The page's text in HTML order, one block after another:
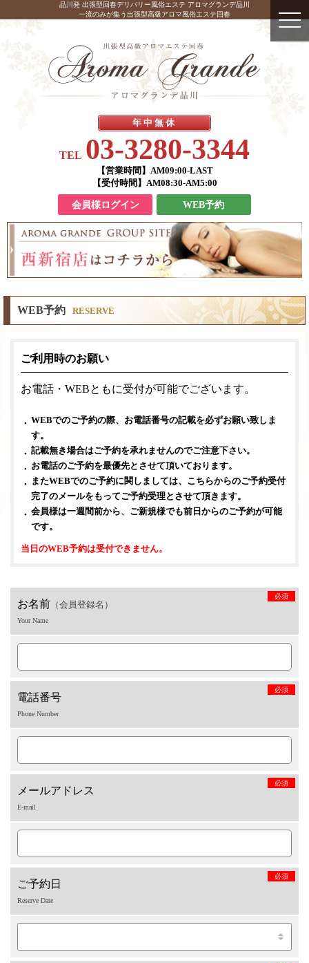
品川発 出張型回春デリバリー風俗エステ アロマグランデ品川
一流のみが集う出張型高級アロマ風俗エステ回春
年中無休
TEL 03-3280-3344
【営業時間】 AM09:00-LAST
【受付時間】 AM08:30-AM5:00
会員様ログイン WEB予約
WEB予約 RESERVE
ご利用時のお願い
お電話・WEBともに受付が可能でございます。
WEBでのご予約の際、お電話番号の記載を必ずお願い致しま
す。
記載無き場合はご予約を承れませんのでご注意下さい。
お電話のご予約を最優先とさせて頂いております。
またWEBでのご予約に関しましては、こちらからのご予約受付
完了のメールをもってご予約受理とさせて頂きます。
会員様は一週間前から、ご新規様でも前日からのご予約が可能
です。
当日のWEB予約は受付できません。
お名前 （会員登録名）
必須
Your Name
電話番号
必須
Phone Number
メールアドレス
必須
E-mail
ご予約日
必須
Reserve Date